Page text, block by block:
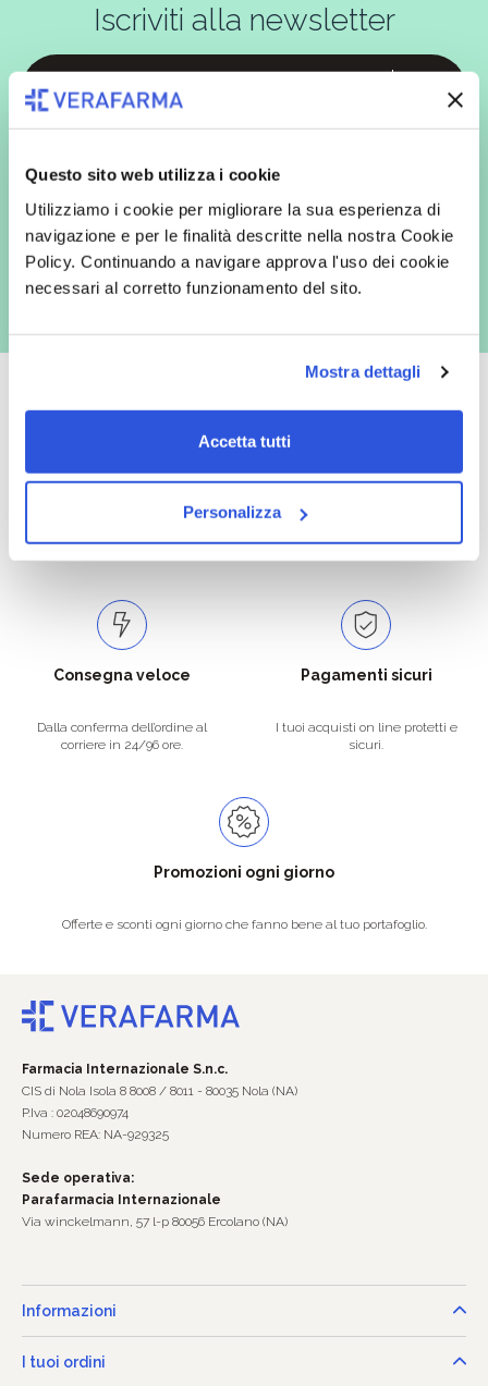
Questo sito web utilizza i cookie
Utilizziamo i cookie per migliorare la sua esperienza di
navigazione e per le finalità descritte nella nostra Cookie
Policy. Continuando a navigare approva l'uso dei cookie
necessari al corretto funzionamento del sito.
Mostra dettagli
Accetta tutti
Personalizza
Iscriviti alla newsletter
In qualità di interessato, avendo letto l’informativaPrivacy Policy
espressamente al trattamento dei miei dati personali per finalità
commerciali da parte di Verafarma, tra cui invio di comunicazioni
marketing (con modalità telematiche - quali ad es. newsletter ed e-mail
con inviti e comunicazioni commerciali - e modalità tradizionali, quali ad
es. posta cartacea)
Catalogo prodotti ampio e completo
Con un acquisto minimo di 29.90 €
Spedizioni in tutta Europa a 20€.
Consegna veloce
Dalla conferma dell’ordine al
corriere in 24/96 ore.
Pagamenti sicuri
I tuoi acquisti on line protetti e
sicuri.
Promozioni ogni giorno
Offerte e sconti ogni giorno che fanno bene al tuo portafoglio.
Farmacia Internazionale S.n.c.
CIS di Nola Isola 8 8008 / 8011 - 80035 Nola (NA)
P.Iva : 02048690974
Numero REA: NA-929325
Sede operativa:
Parafarmacia Internazionale
Via winckelmann, 57 l-p 80056 Ercolano (NA)
Informazioni
I tuoi ordini